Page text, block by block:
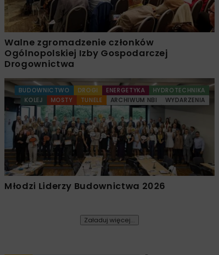
Walne zgromadzenie członków
Ogólnopolskiej Izby Gospodarczej
Drogownictwa
BUDOWNICTWO DROGI ENERGETYKA
HYDROTECHNIKA
KOLEJ
MOSTY TUNELE ARCHIWUM NBI WYDARZENIA
Młodzi Liderzy Budownictwa 2026
Załaduj więcej...